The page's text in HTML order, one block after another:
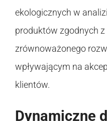
ekologicznych w
produktów zgodnych
zrównoważonego
wpływającym na
klientów.
Dynamiczne